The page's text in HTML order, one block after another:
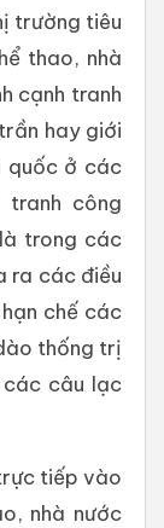
trường tiêu
thao, nhà
cạnh tranh
hay giới
quốc ở các
công
trong các
ra các điều
chế các
thống trị
câu lạc
tiếp vào
nhà nước